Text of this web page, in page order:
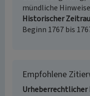
mündliche
Historischer
Beginn 1767 bis
Empfohlene
Urheberrechtlicher